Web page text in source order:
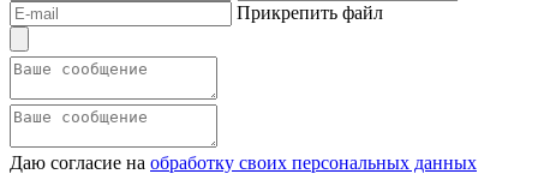
Прикрепить файл
Даю согласие на обработку своих персональных данных